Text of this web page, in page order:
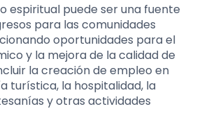
espiritual puede ser una fuente
para las comunidades
oportunidades para el
y la mejora de la calidad de
la creación de empleo en
turística, la hospitalidad, la
y otras actividades